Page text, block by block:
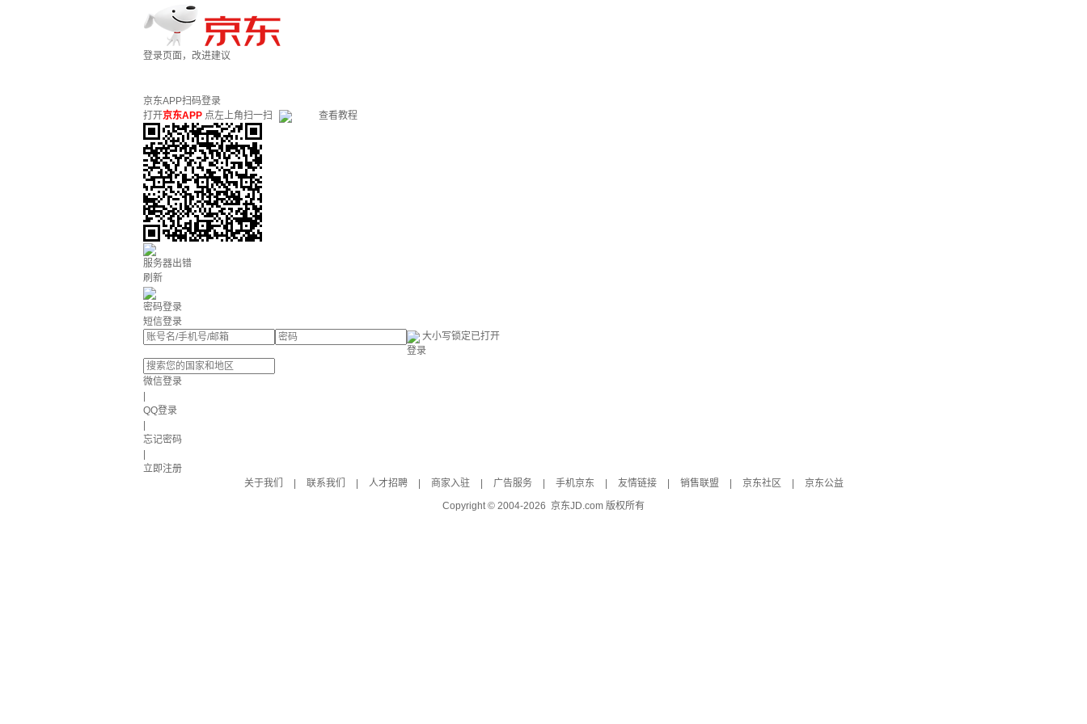
登录页面，改进建议
京东APP扫码登录
打开京东APP 点左上角扫一扫 查看教程
服务器出错
刷新
密码登录
短信登录
大小写锁定已打开
登录
微信登录
QQ登录
忘记密码
立即注册
关于我们
联系我们 人才招聘 商家入驻 广告服务 手机京东 友情链接 销售联盟 京东社区
京东公益
Copyright © 2004-2026 京东JD.com 版权所有